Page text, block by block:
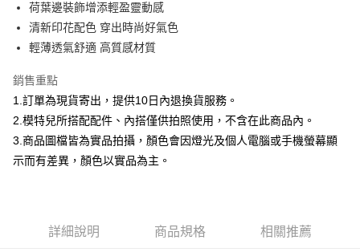
上海商業儲蓄銀行
國泰世華商業銀行
臺灣中小企業銀行
聯邦商業銀行
元大商業銀行
永豐商業銀行
台新國際商業銀行
中國信託商業銀行
台灣樂天信用卡公司
LINE Pay
Apple Pay
悠遊付
Google Pay
全盈+PAY
【大哥付你分期使用說明】
1.本服務由台灣大哥大提供，台灣大哥大用戶可立即使用無須另外申請。
AFTEE先享後付
荷葉邊裝飾增添輕盈靈動感
清新印花配色 穿出時尚好氣色
輕薄透氣舒適 高質感材質
銷售重點
1.訂單為現貨寄出，提供10日內退換貨服務。
2.模特兒所搭配配件、內搭僅供拍照使用，不含在此商品內。
3.商品圖檔皆為實品拍攝，顏色會因燈光及個人電腦或手機螢幕顯
示而有差異，顏色以實品為主。
詳細說明 商品規格 相關推薦